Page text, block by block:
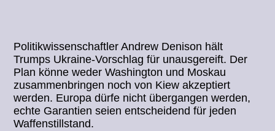
Politikwissenschaftler Andrew Denison hält
Trumps Ukraine-Vorschlag für unausgereift. Der
Plan könne weder Washington und Moskau
zusammenbringen noch von Kiew akzeptiert
werden. Europa dürfe nicht übergangen werden,
echte Garantien seien entscheidend für jeden
Waffenstillstand.